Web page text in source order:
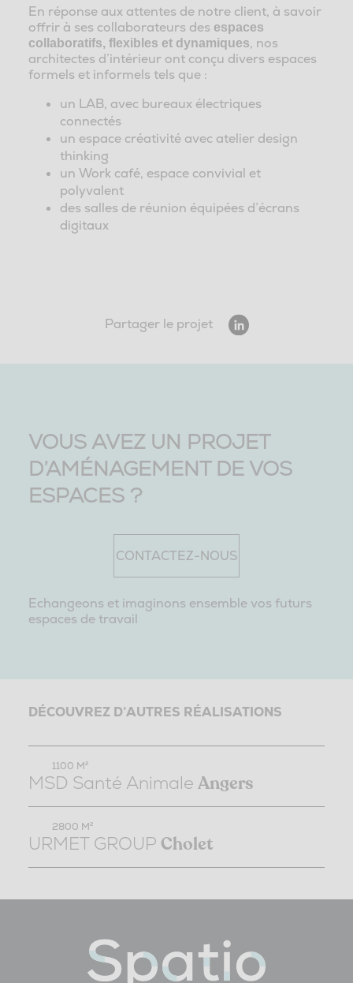
En réponse aux attentes de notre client, à savoir
offrir à ses collaborateurs des espaces
collaboratifs, flexibles et dynamiques, nos
architectes d’intérieur ont conçu divers espaces
formels et informels tels que :
un LAB, avec bureaux électriques
connectés
un espace créativité avec atelier design
thinking
un Work café, espace convivial et
polyvalent
des salles de réunion équipées d’écrans
digitaux
Partager le projet
VOUS AVEZ UN PROJET
D’AMÉNAGEMENT DE VOS
ESPACES ?
CONTACTEZ-NOUS
Echangeons et imaginons ensemble vos futurs
espaces de travail
DÉCOUVREZ D’AUTRES RÉALISATIONS
1100 M²
MSD Santé Animale Angers
2800 M²
URMET GROUP Cholet